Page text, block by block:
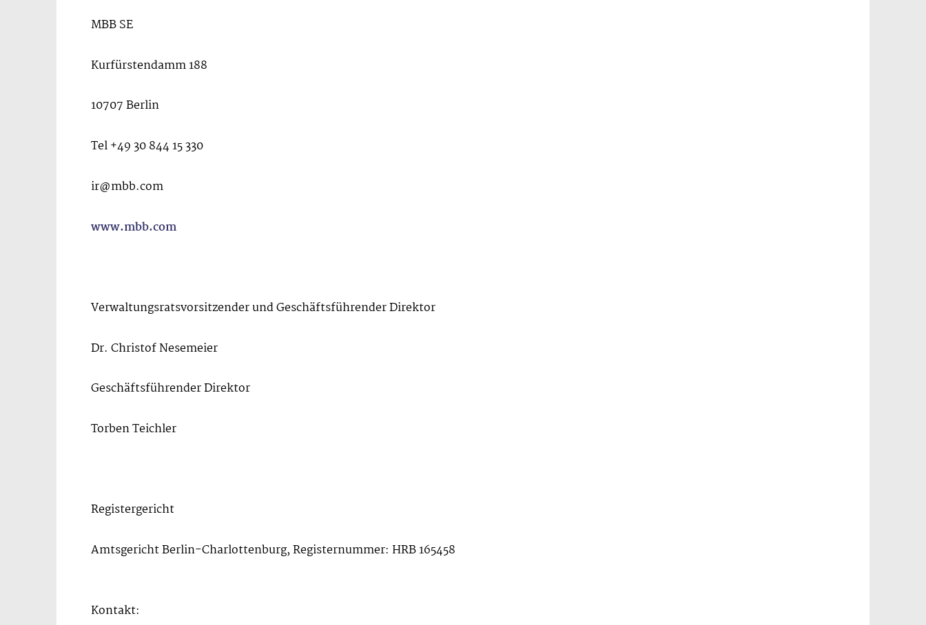
MBB SE
Kurfürstendamm 188
10707 Berlin
Tel +49 30 844 15 330
ir@mbb.com
www.mbb.com
Verwaltungsratsvorsitzender und Geschäftsführender Direktor
Dr. Christof Nesemeier
Geschäftsführender Direktor
Torben Teichler
Registergericht
Amtsgericht Berlin-Charlottenburg, Registernummer: HRB 165458
Kontakt: